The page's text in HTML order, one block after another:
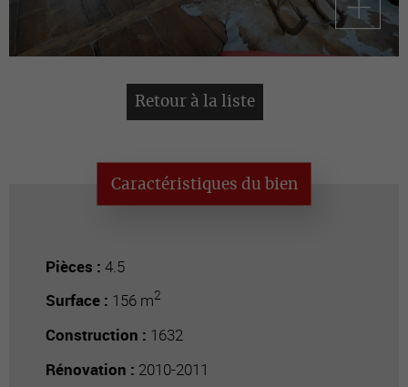
Retour à la liste
Caractéristiques du bien
Pièces : 4.5
Surface : 156 m2
Construction : 1632
Rénovation : 2010-2011